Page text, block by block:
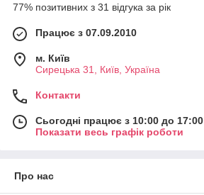
77% позитивних з 31 відгука за рік
Працює з 07.09.2010
м. Київ
Сирецька 31, Київ, Україна
Контакти
Сьогодні працює з 10:00 до 17:00
Показати весь графік роботи
Про нас